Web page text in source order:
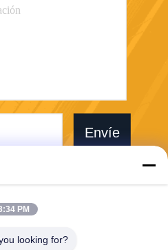
Envíe
Technology Co.,Ltd.
PM
looking for?